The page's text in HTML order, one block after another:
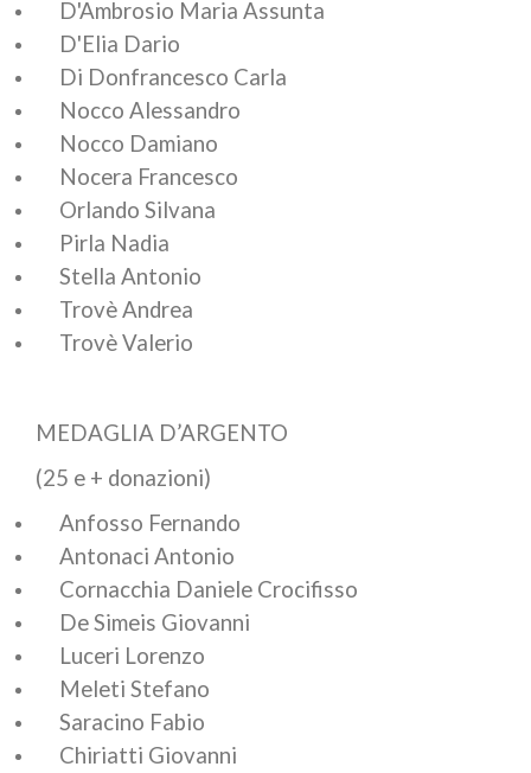
D'Ambrosio Maria Assunta
D'Elia Dario
Di Donfrancesco Carla
Nocco Alessandro
Nocco Damiano
Nocera Francesco
Orlando Silvana
Pirla Nadia
Stella Antonio
Trovè Andrea
Trovè Valerio
MEDAGLIA D’ARGENTO
(25 e + donazioni)
Anfosso Fernando
Antonaci Antonio
Cornacchia Daniele Crocifisso
De Simeis Giovanni
Luceri Lorenzo
Meleti Stefano
Saracino Fabio
Chiriatti Giovanni